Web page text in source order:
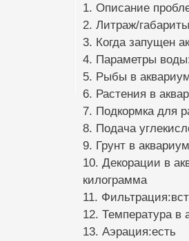
1. Описание
2. Литраж/
3. Когда запущен
4. Параметры
5. Рыбы в
6. Растения в
7. Подкормка для
8. Подача
9. Грунт в
10. Декорации в
килограмма
11.
12. Температура в
13. Аэрация:есть